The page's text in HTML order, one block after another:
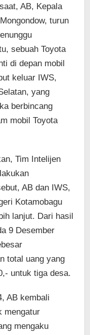
AB, Kepala
turun
sebuah Toyota
di depan mobil
keluar IWS,
yang
berbincang
mobil Toyota
Tim Intelijen
AB dan IWS,
Kotamobagu
lanjut. Dari hasil
9 Desember
total uang yang
untuk tiga desa.
AB kembali
mengatur
mengaku